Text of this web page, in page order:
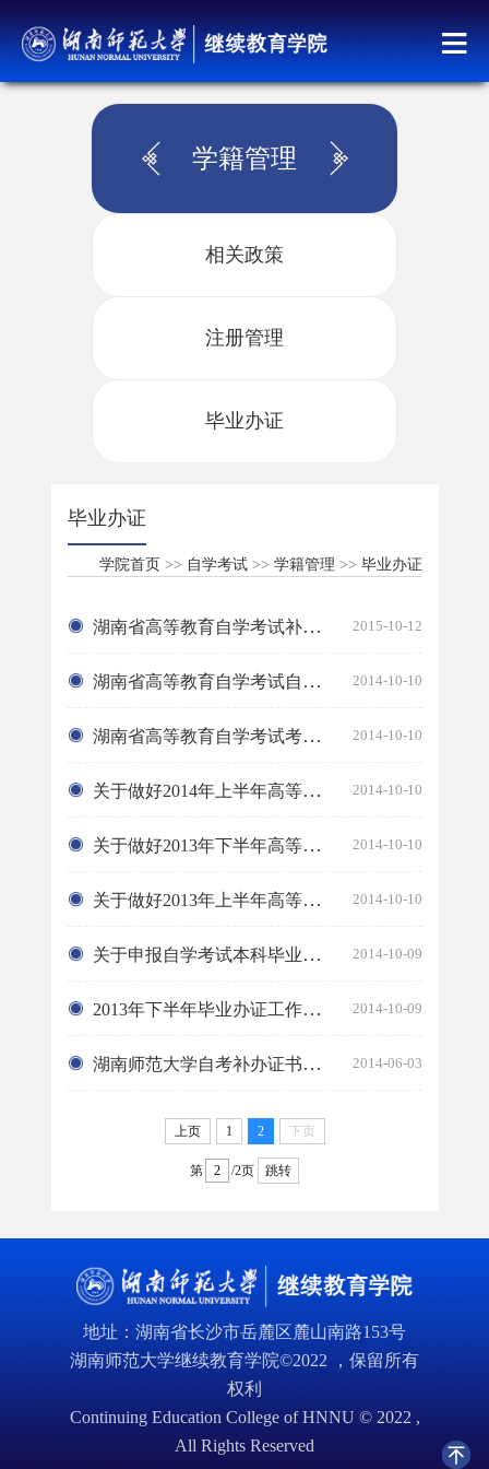
学籍管理
相关政策
注册管理
毕业办证
毕业办证
学院首页 >> 自学考试>> 学籍管理 >> 毕业办证
湖南省高等教育自学考试补办毕业证明书和毕业生登记表证明书须知 2015-10-12
湖南省高等教育自学考试自考课程免考审批表 2014-10-10
湖南省高等教育自学考试考生基本信息变更审批表（最新模版） 2014-10-10
关于做好2014年上半年高等教育自学考试毕业资格审核与办证工作的通知 2014-10-10
关于做好2013年下半年高等教育自学考试毕业资格审核与办证工作的通知... 2014-10-10
关于做好2013年上半年高等教育自学考试毕业资格审核与办证工作的通知... 2014-10-10
关于申报自学考试本科毕业需提前办理专科学历认证手续的公告 2014-10-09
2013年下半年毕业办证工作注意事项 2014-10-09
湖南师范大学自考补办证书和毕业生登记表程序 2014-06-03
上页 1 2 下页
第 /2页 跳转
地址：湖南省长沙市岳麓区麓山南路153号
湖南师范大学继续教育学院©2022 ，保留所有
权利
Continuing Education College of HNNU © 2022 ,
All Rights Reserved